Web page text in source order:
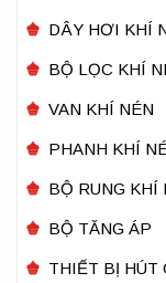
DÂY HƠI KHÍ
BỘ LỌC KHÍ
VAN KHÍ NÉN
PHANH KHÍ
BỘ RUNG KHÍ
BỘ TĂNG ÁP
THIẾT BỊ HÚT